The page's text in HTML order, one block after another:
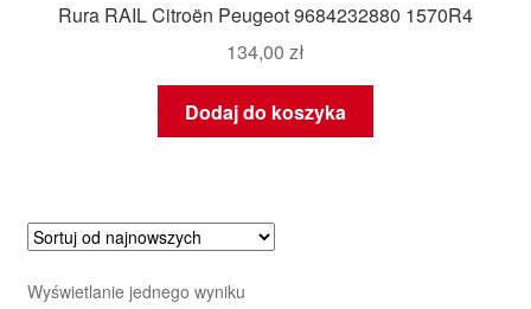
Rura RAIL Citroën Peugeot 9684232880 1570R4
134,00 zł
Dodaj do koszyka
Wyświetlanie jednego wyniku